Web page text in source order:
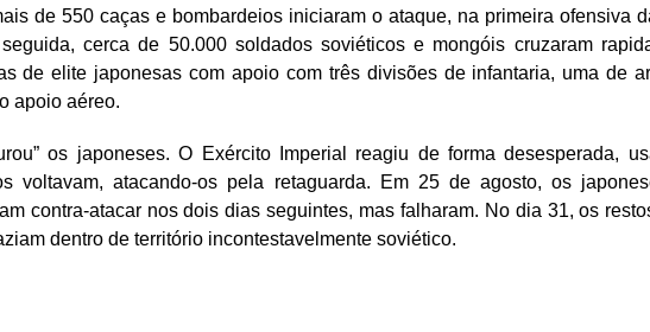
de 550 caças e bombardeios iniciaram o ataque, na primeira ofensiva
cerca de 50.000 soldados soviéticos e mongóis cruzaram
de elite japonesas com apoio com três divisões de infantaria, uma de
apoio aéreo.
os japoneses. O Exército Imperial reagiu de forma desesperada,
voltavam, atacando-os pela retaguarda. Em 25 de agosto, os
contra-atacar nos dois dias seguintes, mas falharam. No dia 31, os
dentro de território incontestavelmente soviético.